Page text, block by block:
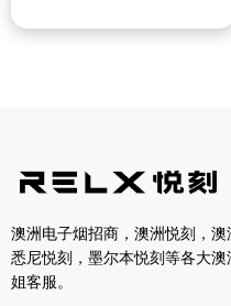
澳洲电子烟招商，澳洲悦刻，
悉尼悦刻，墨尔本悦刻等各大
姐客服。